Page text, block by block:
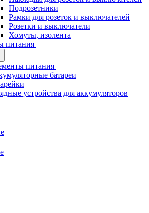
Подрозетники
Рамки для розеток и выключателей
Розетки и выключатели
Хомуты, изолента
питания
питания
батареи
устройства для аккумуляторов